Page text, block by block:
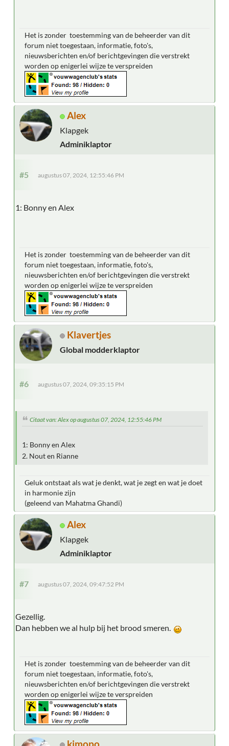
Het is zonder toestemming van de beheerder van dit
forum niet toegestaan, informatie, foto's,
nieuwsberichten en/of berichtgevingen die verstrekt
worden op enigerlei wijze te verspreiden
Alex
Klapgek
Adminiklaptor
#5 augustus 07, 2024, 12:55:46 PM
1: Bonny en Alex
Het is zonder toestemming van de beheerder van dit
forum niet toegestaan, informatie, foto's,
nieuwsberichten en/of berichtgevingen die verstrekt
worden op enigerlei wijze te verspreiden
Klavertjes
Global modderklaptor
#6 augustus 07, 2024, 09:35:15 PM
Citaat van: Alex op augustus 07, 2024, 12:55:46 PM
1: Bonny en Alex
2. Nout en Rianne
Geluk ontstaat als wat je denkt, wat je zegt en wat je doet
in harmonie zijn
(geleend van Mahatma Ghandi)
Alex
Klapgek
Adminiklaptor
#7 augustus 07, 2024, 09:47:52 PM
Gezellig.
Dan hebben we al hulp bij het brood smeren.
Het is zonder toestemming van de beheerder van dit
forum niet toegestaan, informatie, foto's,
nieuwsberichten en/of berichtgevingen die verstrekt
worden op enigerlei wijze te verspreiden